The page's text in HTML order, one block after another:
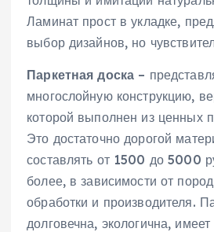
Ламинат прост в укладке‚
выбор дизайнов‚ но
Паркетная доска –
многослойную конструкцию‚
которой выполнен из ценных
Это достаточно дорогой
составлять от 1500 до 5000
более‚ в зависимости от
обработки и производителя.
долговечна‚ экологична‚